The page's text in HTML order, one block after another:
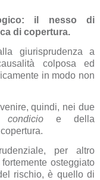
il nesso di
di copertura.
giurisprudenza a
colposa ed
in modo non
quindi, nei due
condicioe della
per altro
osteggiato
rischio, è quello di